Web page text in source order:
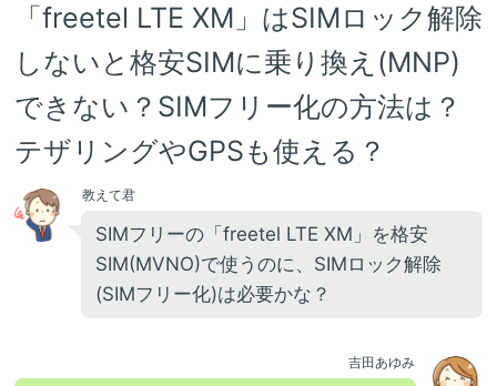
「freetel LTE XM」はSIMロック解除
しないと格安SIMに乗り換え(MNP)
できない？SIMフリー化の方法は？
テザリングやGPSも使える？
教えて君
SIMフリーの「freetel LTE XM」を格安
SIM(MVNO)で使うのに、SIMロック解除
(SIMフリー化)は必要かな？
吉田あゆみ